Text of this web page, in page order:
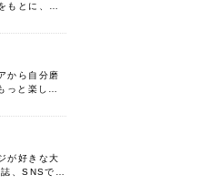
もとに、執
から自分磨
っと楽しめ
きるように
願いしま
が好きな大
、SNSで知